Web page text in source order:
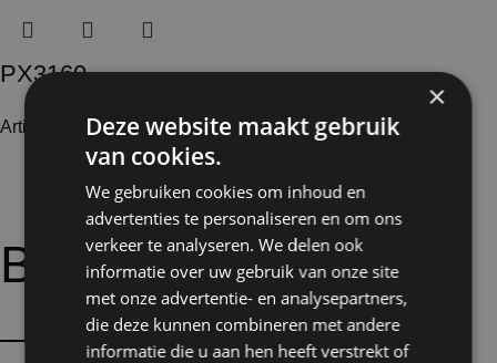
PX3160
Artikelnummer: 24873 €39,45 Excl. BTW
Bijpassendeopties:
×
Deze website maakt gebruik
van cookies.
We gebruiken cookies om inhoud en
advertenties te personaliseren en om ons
verkeer te analyseren. We delen ook
informatie over uw gebruik van onze site
met onze advertentie- en analysepartners,
die deze kunnen combineren met andere
informatie die u aan hen heeft verstrekt of